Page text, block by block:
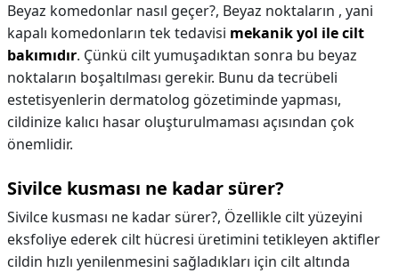
Beyaz komedonlar nasıl geçer?, Beyaz noktaların , yani
kapalı komedonların tek tedavisi mekanik yol ile cilt
bakımıdır. Çünkü cilt yumuşadıktan sonra bu beyaz
noktaların boşaltılması gerekir. Bunu da tecrübeli
estetisyenlerin dermatolog gözetiminde yapması,
cildinize kalıcı hasar oluşturulmaması açısından çok
önemlidir.
Sivilce kusması ne kadar sürer?
Sivilce kusması ne kadar sürer?, Özellikle cilt yüzeyini
eksfoliye ederek cilt hücresi üretimini tetikleyen aktifler
cildin hızlı yenilenmesini sağladıkları için cilt altında